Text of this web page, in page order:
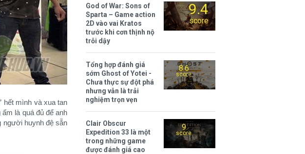
hết mình và xua tan
là quá đủ để anh
người huynh đệ sẵn
9.4
score
God of War: Sons of
Sparta – Game action
2D vào vai Kratos
trước khi cơn thịnh nộ
trỗi dậy
8.6
score
Tổng hợp đánh giá
sớm Ghost of Yotei -
Chưa thực sự đột phá
nhưng vẫn là trải
nghiệm trọn vẹn
9
score
Clair Obscur
Expedition 33 là một
trong những game
được đánh giá cao